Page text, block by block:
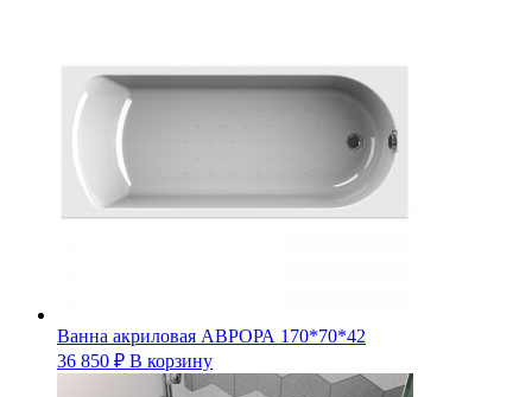
Ванна акриловая АВРОРА 170*70*42
36 850 ₽ В корзину